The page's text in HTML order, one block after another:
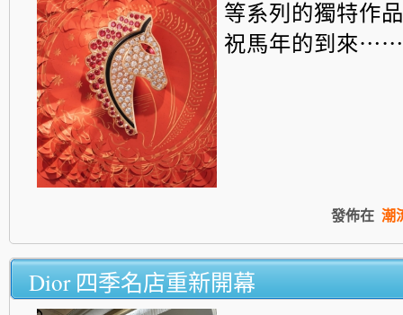
等系列的獨特作
祝馬年的到來⋯⋯
發佈在 潮
Dior 四季名店重新開幕